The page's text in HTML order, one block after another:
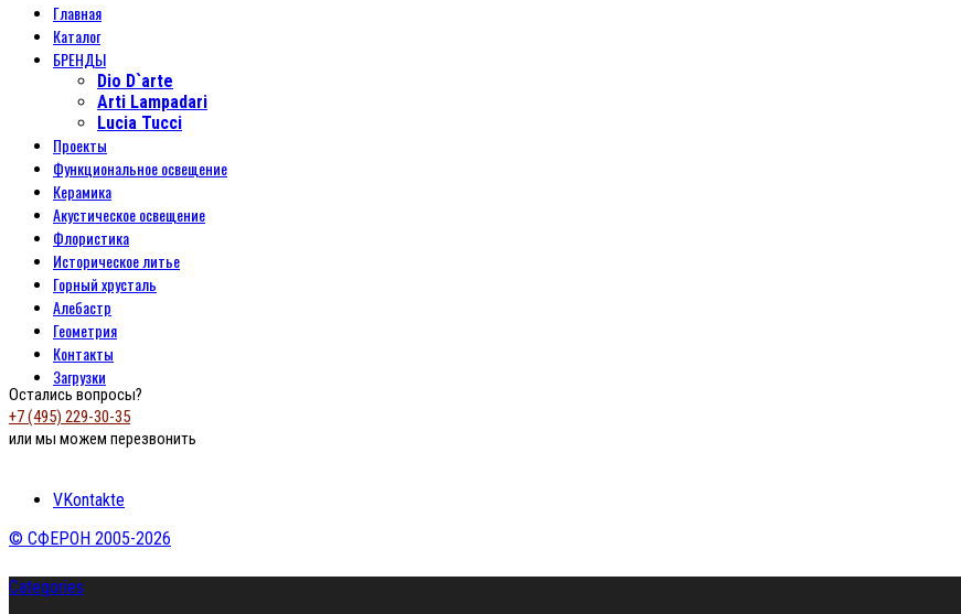
Главная
Каталог
БРЕНДЫ
Dio D`arte
Arti Lampadari
Lucia Tucci
Проекты
Функциональное освещение
Керамика
Акустическое освещение
Флористика
Историческое литье
Горный хрусталь
Алебастр
Геометрия
Контакты
Загрузки
Остались вопросы?
+7 (495) 229-30-35
или мы можем перезвонить
VKontakte
© СФЕРОН 2005-2026
Categories